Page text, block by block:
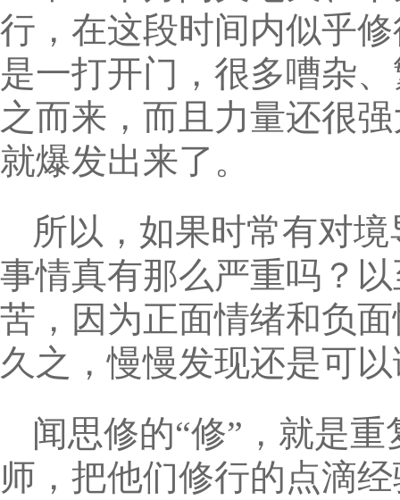
行，在这段时间内似乎
是一打开门，很多嘈杂
之而来，而且力量还很
就爆发出来了。
所以，如果时常有对
事情真有那么严重吗？
苦，因为正面情绪和负
久之，慢慢发现还是可
闻思修的“修”，就是
师，把他们修行的点滴